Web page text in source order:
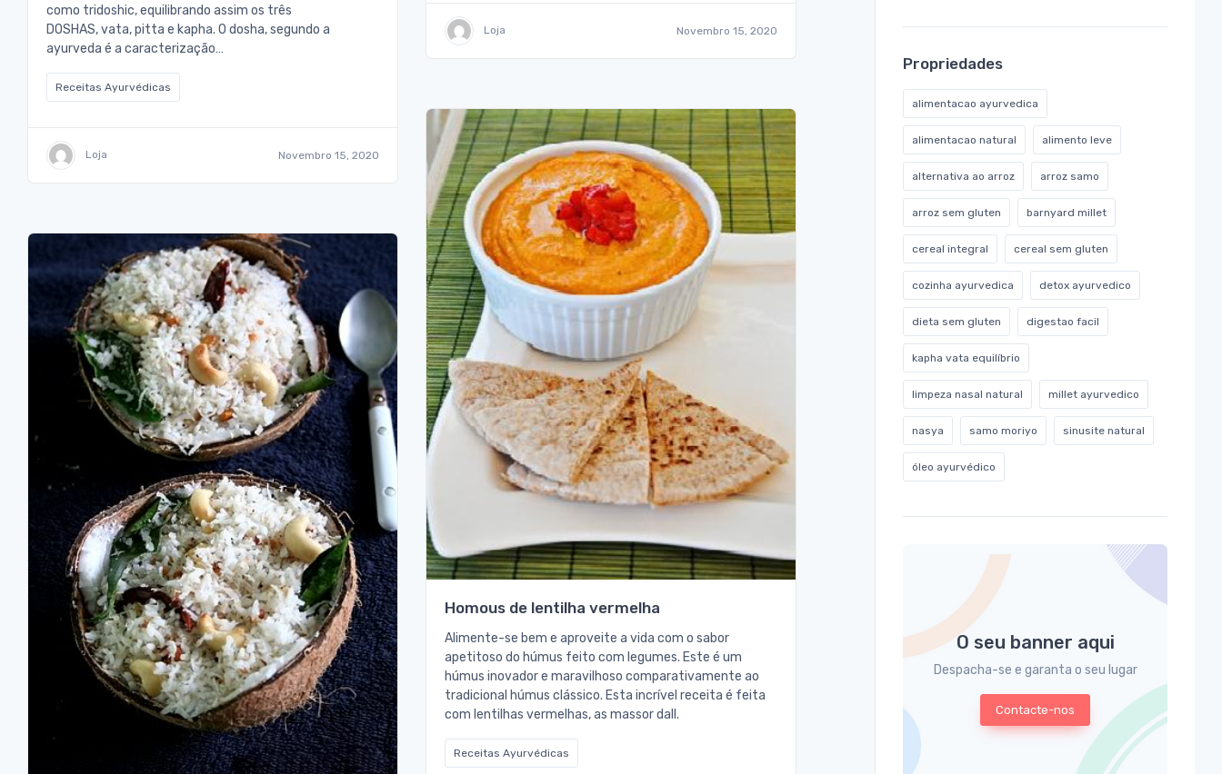
como tridoshic, equilibrando assim os três
DOSHAS, vata, pitta e kapha. O dosha, segundo a
ayurveda é a caracterização…
Receitas Ayurvédicas
Loja Novembro 15, 2020
Loja Novembro 15, 2020
Homous de lentilha vermelha
Alimente-se bem e aproveite a vida com o sabor
apetitoso do húmus feito com legumes. Este é um
húmus inovador e maravilhoso comparativamente ao
tradicional húmus clássico. Esta incrível receita é feita
com lentilhas vermelhas, as massor dall.
Receitas Ayurvédicas
Propriedades
alimentacao ayurvedica
alimentacao natural alimento leve
alternativa ao arroz arroz samo
arroz sem gluten barnyard millet
cereal integral cereal sem gluten
cozinha ayurvedica detox ayurvedico
dieta sem gluten digestao facil
kapha vata equilíbrio
limpeza nasal natural millet ayurvedico
nasya samo moriyo sinusite natural
óleo ayurvédico
O seu banner aqui
Despacha-se e garanta o seu lugar
Contacte-nos